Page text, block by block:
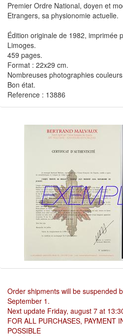
Premier Ordre National, doyen et
Etrangers, sa physionomie actuelle.
Édition originale de 1982, imprimée
Limoges.
459 pages.
Format : 22x29 cm.
Nombreuses photographies
Bon état.
Reference : 13886
Order shipments will be suspended
September 1.
Next update Friday, august 7 at
FOR ALL PURCHASES, PAYMENT
POSSIBLE